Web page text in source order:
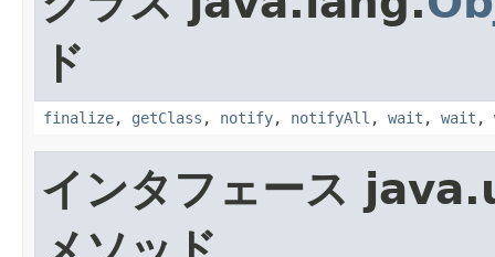
ド
finalize, getClass , notify, notifyAll , wait , wait ,
インタフェース